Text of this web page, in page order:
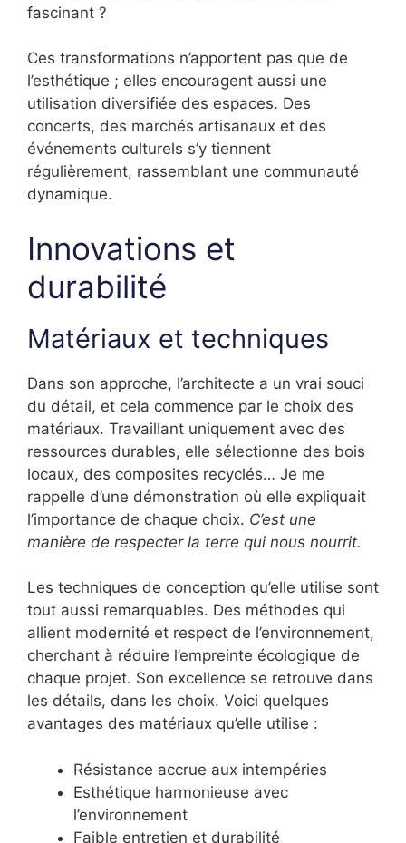
fascinant ?
Ces transformations n’apportent pas que de
l’esthétique ; elles encouragent aussi une
utilisation diversifiée des espaces. Des
concerts, des marchés artisanaux et des
événements culturels s’y tiennent
régulièrement, rassemblant une communauté
dynamique.
Innovations et
durabilité
Matériaux et techniques
Dans son approche, l’architecte a un vrai souci
du détail, et cela commence par le choix des
matériaux. Travaillant uniquement avec des
ressources durables, elle sélectionne des bois
locaux, des composites recyclés… Je me
rappelle d’une démonstration où elle expliquait
l’importance de chaque choix. C’est une
manière de respecter la terre qui nous nourrit.
Les techniques de conception qu’elle utilise sont
tout aussi remarquables. Des méthodes qui
allient modernité et respect de l’environnement,
cherchant à réduire l’empreinte écologique de
chaque projet. Son excellence se retrouve dans
les détails, dans les choix. Voici quelques
avantages des matériaux qu’elle utilise :
Résistance accrue aux intempéries
Esthétique harmonieuse avec
l’environnement
Faible entretien et durabilité